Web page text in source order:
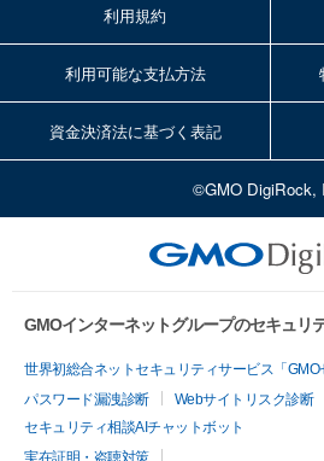
利用規約
利用可能な支払方法
資金決済法に基づく表記
©GMO DigiRock,
GMOインターネットグループのセキュリ
世界初総合ネットセキュリティサービス「GMO
パスワード漏洩診断
Webサイトリスク診断
セキュリティ相談AIチャットボット
実在証明・盗聴対策